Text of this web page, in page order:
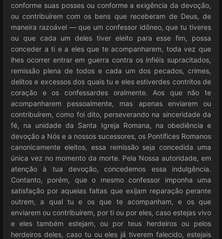
conforme suas posses ou conforme a exigência da devoção,
ou contribuírem com os bens que receberam de Deus, de
maneira razoável — que um confessor idôneo, que tu tiveres
ou que cada um deles tiver eleito para esse fim, possa
conceder a ti e a eles que te acompanharem, toda vez que
lhes ocorrer entrar em guerra contra os infiéis supracitados,
remissão plena de todos e cada um dos pecados, crimes,
delitos e excessos dos quais tu e eles estiverdes contritos de
coração e os confessardes oralmente. Aos que não te
acompanharem pessoalmente, mas apenas enviarem ou
contribuírem, como foi dito, perseverando na sinceridade da
fé, na unidade da Santa Igreja Romana, na obediência e
devoção a Nós e a nossos sucessores, os Pontífices Romanos
canonicamente eleitos, essa remissão seja concedida uma
única vez no momento da morte. Pela Nossa autoridade, em
atenção à tua devoção, concedemos essa indulgência.
Contanto, porém, que o mesmo confessor imponha uma
satisfação por aquelas faltas que exijam reparação perante
outrem, a qual tu e os que te acompanham, e os que
enviarem ou contribuírem, por ti ou por eles, caso estejas vivo
e eles também estejam, ou por teus herdeiros ou pelos
herdeiros deles, caso tu ou eles já tiverem falecido, estejais